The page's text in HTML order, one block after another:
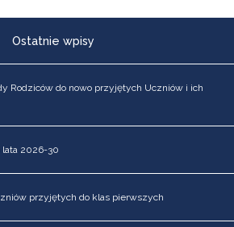
Ostatnie wpisy
Rodziców do nowo przyjętych Uczniów i ich
2026-30
przyjętych do klas pierwszych